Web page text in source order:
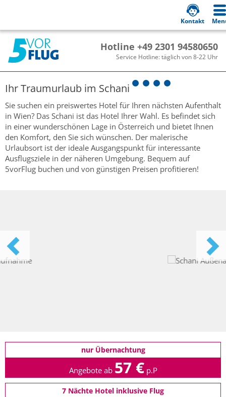
Hotline +49 2301 94580650
Service Hotline: täglich von 8-22 Uhr
Kontakt
Ihr Traumurlaub im Schani
Sie suchen ein preiswertes Hotel für Ihren nächsten Aufenthalt
in Wien? Das Schani ist das Hotel Ihrer Wahl. Es befindet sich
in einer wunderschönen Lage in Österreich und bietet Ihnen
den Komfort, den Sie sich wünschen. Der malerische
Urlaubsort ist der ideale Ausgangspunkt für interessante
Ausflugsziele in der näheren Umgebung. Bequem auf
5vorFlug buchen und von günstigen Preisen profitieren!
nur Übernachtung
Angebote ab 57 € p.P
7 Nächte Hotel inklusive Flug